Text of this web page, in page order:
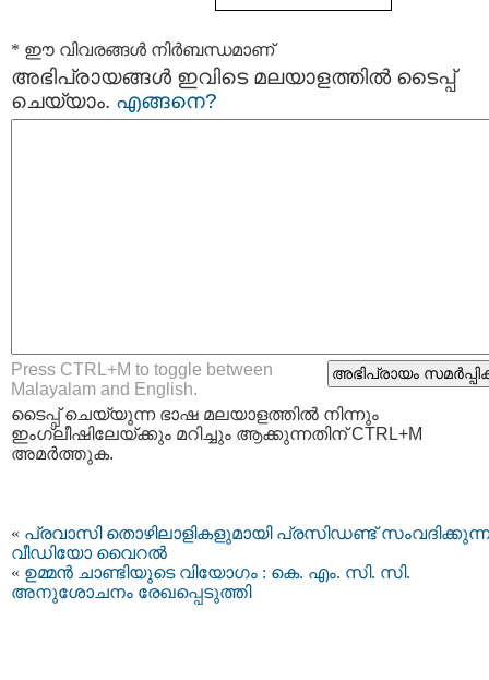
* ഈ വിവരങ്ങള്‍ നിര്‍ബന്ധമാണ്
അഭിപ്രായങ്ങള്‍ ഇവിടെ മലയാളത്തില്‍ ടൈപ്പ്
ചെയ്യാം. എങ്ങനെ?
Press CTRL+M to toggle between
Malayalam and English.
ടൈപ്പ്‌ ചെയ്യുന്ന ഭാഷ മലയാളത്തില്‍ നിന്നും
ഇംഗ്ലീഷിലേയ്ക്കും മറിച്ചും ആക്കുന്നതിന് CTRL+M
അമര്‍ത്തുക.
« പ്രവാസി തൊഴിലാളികളുമായി പ്രസിഡണ്ട് സംവദിക്കുന്ന
വീഡിയോ വൈറല്‍
« ഉമ്മൻ ചാണ്ടിയുടെ വിയോഗം : കെ. എം. സി. സി.
അനുശോചനം രേഖപ്പെടുത്തി